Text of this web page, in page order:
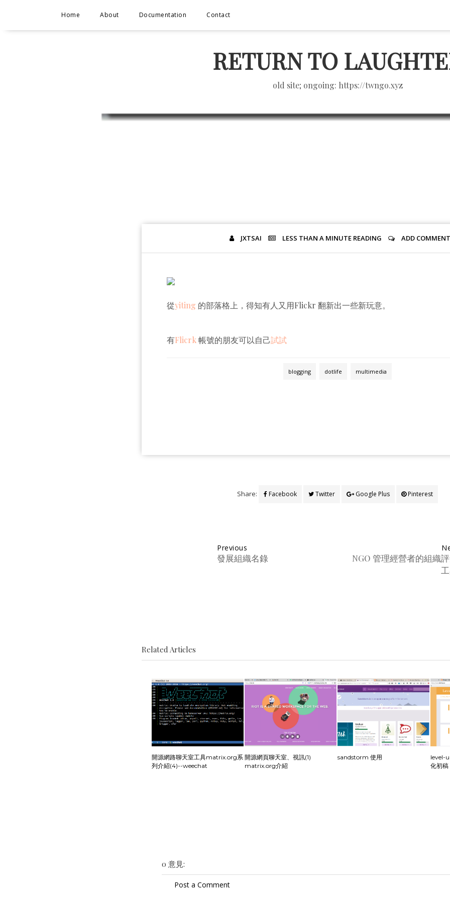
Home About Documentation Contact
RETURN TO
old site; ongoing: https://twngo.xyz
JXTSAI LESS THAN A MINUTE READING ADD COMMENT
從yiting 的部落格上，得知有人又用Flickr 翻新出一些新玩意。
有Flicrk帳號的朋友可以自己試試
blogging dotlife multimedia
Share: Facebook Twitter Google Plus Pinterest
NGO 管理經營者的組織
Previous
發展組織名錄
Related Articles
開源網路聊天室工具matrix.org系
列介紹(4)--weechat
開源網頁聊天室、視訊(1)
matrix.org介紹
sandstorm 使用
level-
化初稿
0 意見:
Post a Comment